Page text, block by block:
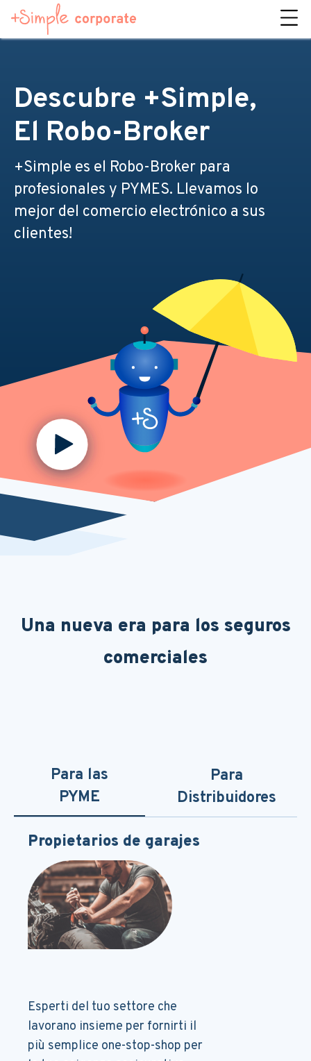
Descubre +Simple,
El Robo-Broker
+Simple es el Robo-Broker para
profesionales y PYMES. Llevamos lo
mejor del comercio electrónico a sus
clientes!
Una nueva era para los seguros
comerciales
Para las
PYME
Para
Distribuidores
Propietarios de garajes
Slide 3 of 3.
Esperti del tuo settore che
lavorano insieme per fornirti il
più semplice one-stop-shop per